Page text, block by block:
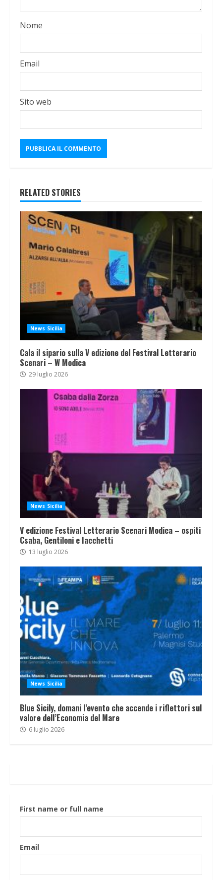
Nome
Email
Sito web
RELATED STORIES
News Sicilia
Cala il sipario sulla V edizione del Festival Letterario
Scenari – W Modica
29 luglio 2026
News Sicilia
V edizione Festival Letterario Scenari Modica – ospiti
Csaba, Gentiloni e Iacchetti
13 luglio 2026
News Sicilia
Blue Sicily, domani l’evento che accende i riflettori sul
valore dell’Economia del Mare
6 luglio 2026
First name or full name
Email